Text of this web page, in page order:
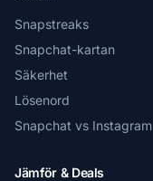
Snapstreaks
Snapchat-kartan
Säkerhet
Lösenord
Snapchat vs Instagram
Jämför & Deals